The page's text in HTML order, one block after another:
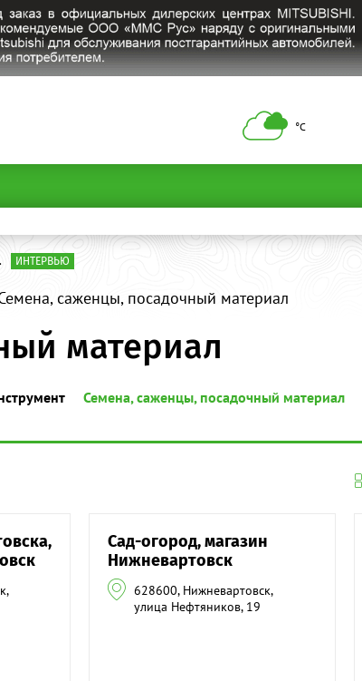
°С
. ИНТЕРВЬЮ
саженцы, посадочный материал
материал
Семена, саженцы, посадочный материал
Сад-огород, магазин
Нижневартовск
628600, Нижневартовск,
улица Нефтяников, 19